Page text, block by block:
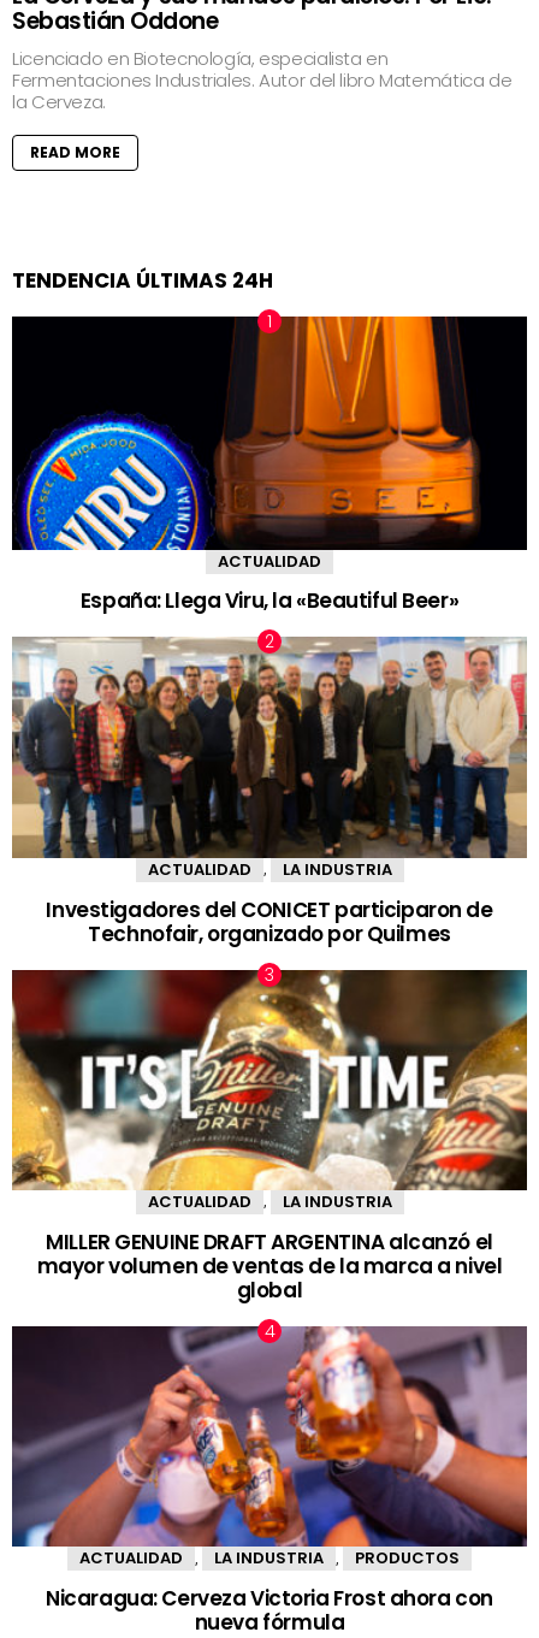
Sebastián Oddone
Licenciado en Biotecnología, especialista en
Fermentaciones Industriales. Autor del libro Matemática de
la Cerveza.
READ MORE
TENDENCIA ÚLTIMAS 24H
ACTUALIDAD
España: Llega Viru, la «Beautiful Beer»
ACTUALIDAD , LA INDUSTRIA
Investigadores del CONICET participaron de
Technofair, organizado por Quilmes
ACTUALIDAD , LA INDUSTRIA
MILLER GENUINE DRAFT ARGENTINA alcanzó el
mayor volumen de ventas de la marca a nivel
global
ACTUALIDAD LA INDUSTRIA PRODUCTOS
Nicaragua: Cerveza Victoria Frost ahora con
nueva fórmula